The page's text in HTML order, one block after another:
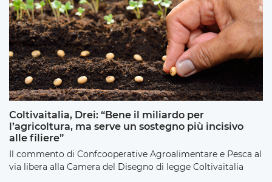
Coltivaitalia, Drei: “Bene il miliardo per
l’agricoltura, ma serve un sostegno più incisivo
alle filiere”
Il commento di Confcooperative Agroalimentare e Pesca al
via libera alla Camera del Disegno di legge Coltivaitalia